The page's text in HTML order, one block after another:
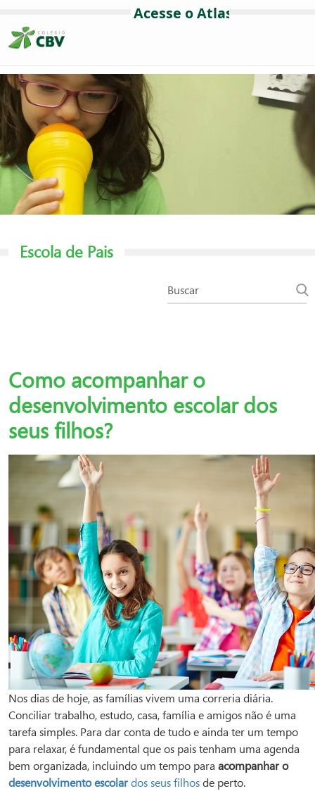
Escola de Pais
Como acompanhar o
desenvolvimento escolar dos
seus filhos?
Nos dias de hoje, as famílias vivem uma correria diária.
Conciliar trabalho, estudo, casa, família e amigos não é uma
tarefa simples. Para dar conta de tudo e ainda ter um tempo
para relaxar, é fundamental que os pais tenham uma agenda
bem organizada, incluindo um tempo para acompanhar o
desenvolvimento escolardos seus filhosde perto.